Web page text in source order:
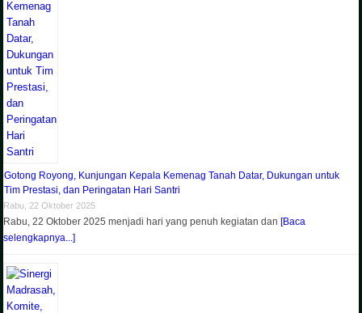
Gotong Royong, Kunjungan Kepala Kemenag Tanah Datar, Dukungan untuk
Tim Prestasi, dan Peringatan Hari Santri
Rabu, 22 Oktober 2025
Rabu, 22 Oktober 2025 menjadi hari yang penuh kegiatan dan[Baca
selengkapnya...]